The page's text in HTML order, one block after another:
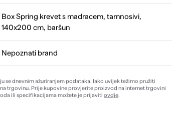
Box Spring krevet s madracem, tamnosivi,
140x200 cm, baršun
Nepoznati brand
se dnevnim ažuriranjem podataka. Iako uvijek težimo pružiti
trgovinu. Prije kupovine provjerite proizvod na internet trgovini
ili specifikacijama možete je prijaviti ovdje.